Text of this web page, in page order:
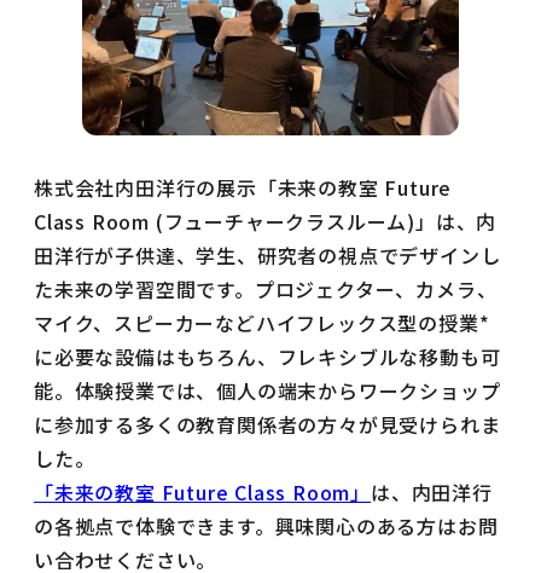
株式会社内田洋行の展示「未来の教室 Future
Class Room (フューチャークラスルーム)」は、内
田洋行が子供達、学生、研究者の視点でデザインし
た未来の学習空間です。プロジェクター、カメラ、
マイク、スピーカーなどハイフレックス型の授業*
に必要な設備はもちろん、フレキシブルな移動も可
能。体験授業では、個人の端末からワークショップ
に参加する多くの教育関係者の方々が見受けられま
した。
「未来の教室 Future Class Room」 は、内田洋行
の各拠点で体験できます。興味関心のある方はお問
い合わせください。